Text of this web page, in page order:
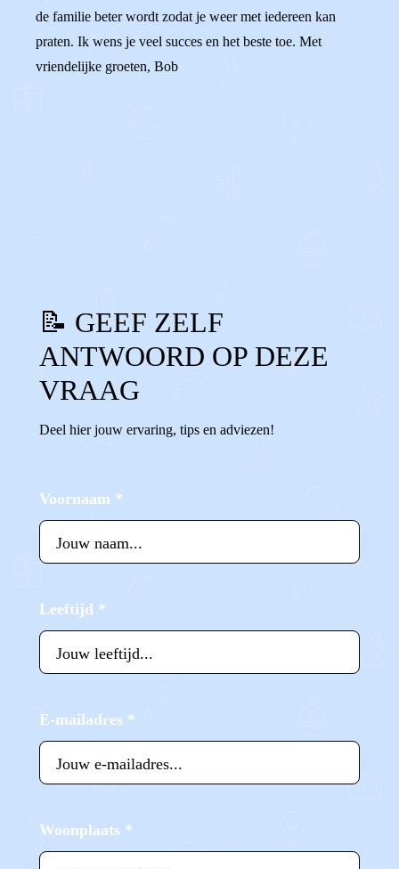
de familie beter wordt zodat je weer met iedereen kan
praten. Ik wens je veel succes en het beste toe. Met
vriendelijke groeten, Bob
📝 GEEF ZELF
ANTWOORD OP DEZE
VRAAG
Deel hier jouw ervaring, tips en adviezen!
Voornaam *
Leeftijd *
E-mailadres *
Woonplaats *